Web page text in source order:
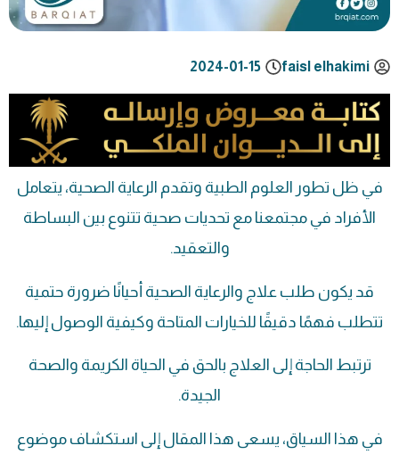
faisl elhakimi
2024-01-15
في ظل تطور العلوم الطبية وتقدم الرعاية الصحية، يتعامل
الأفراد في مجتمعنا مع تحديات صحية تتنوع بين البساطة
والتعقيد.
قد يكون طلب علاج والرعاية الصحية أحيانًا ضرورة حتمية
تتطلب فهمًا دقيقًا للخيارات المتاحة وكيفية الوصول إليها.
ترتبط الحاجة إلى العلاج بالحق في الحياة الكريمة والصحة
الجيدة.
في هذا السياق، يسعى هذا المقال إلى استكشاف موضوع